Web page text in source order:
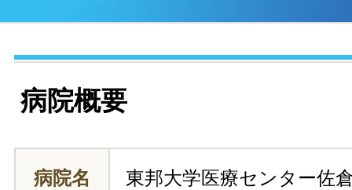
病院概要
病院名
東邦大学医療センター佐